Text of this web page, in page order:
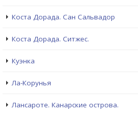
Коста Дорада. Сан Сальвадор
Коста Дорада. Ситжес.
Куэнка
Ла-Корунья
Лансароте. Канарские острова.